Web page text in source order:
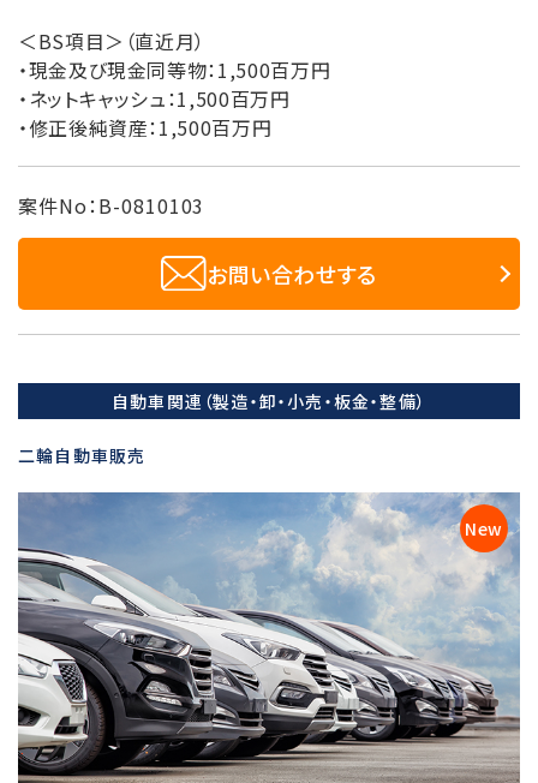
＜BS項目＞（直近月）
・現金及び現金同等物：1,500百万円
・ネットキャッシュ：1,500百万円
・修正後純資産：1,500百万円
案件No：B-0810103
お問い合わせする
自動車関連（製造・卸・小売・板金・整備）
二輪自動車販売